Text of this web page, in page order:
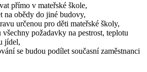
přímo v mateřské škole,
na obědy do jiné budovy,
určenou pro děti mateřské školy,
požadavky na pestrost, teplotu
jídel,
se budou podílet současní zaměstnanci